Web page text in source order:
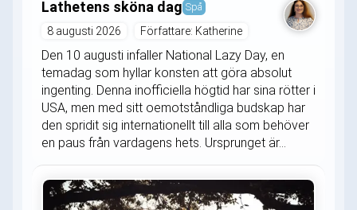
Lathetens sköna dag Spå
8 augusti 2026 Författare: Katherine
Den 10 augusti infaller National Lazy Day, en
temadag som hyllar konsten att göra absolut
ingenting. Denna inofficiella högtid har sina rötter i
USA, men med sitt oemotståndliga budskap har
den spridit sig internationellt till alla som behöver
en paus från vardagens hets. Ursprunget är...